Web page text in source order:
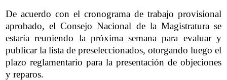
De acuerdo con el cronograma de trabajo provisional
aprobado, el Consejo Nacional de la Magistratura se
estaría reuniendo la próxima semana para evaluar y
publicar la lista de preseleccionados, otorgando luego el
plazo reglamentario para la presentación de objeciones
y reparos.